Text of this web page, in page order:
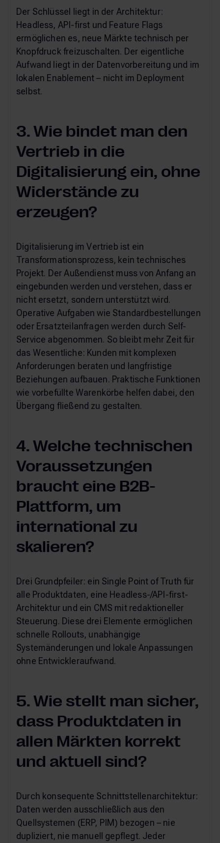
Der Schlüssel liegt in der Architektur:
Headless, API-first und Feature Flags
ermöglichen es, neue Märkte technisch per
Knopfdruck freizuschalten. Der eigentliche
Aufwand liegt in der Datenvorbereitung und im
lokalen Enablement – nicht im Deployment
selbst.
3. Wie bindet man den
Vertrieb in die
Digitalisierung ein, ohne
Widerstände zu
erzeugen?
Digitalisierung im Vertrieb ist ein
Transformationsprozess, kein technisches
Projekt. Der Außendienst muss von Anfang an
eingebunden werden und verstehen, dass er
nicht ersetzt, sondern unterstützt wird.
Operative Aufgaben wie Standardbestellungen
oder Ersatzteilanfragen werden durch Self-
Service abgenommen. So bleibt mehr Zeit für
das Wesentliche: Kunden mit komplexen
Anforderungen beraten und langfristige
Beziehungen aufbauen. Praktische Funktionen
wie vorbefüllte Warenkörbe helfen dabei, den
Übergang fließend zu gestalten.
4. Welche technischen
Voraussetzungen
braucht eine B2B-
Plattform, um
international zu
skalieren?
Drei Grundpfeiler: ein Single Point of Truth für
alle Produktdaten, eine Headless-/API-first-
Architektur und ein CMS mit redaktioneller
Steuerung. Diese drei Elemente ermöglichen
schnelle Rollouts, unabhängige
Systemänderungen und lokale Anpassungen
ohne Entwickleraufwand.
5. Wie stellt man sicher,
dass Produktdaten in
allen Märkten korrekt
und aktuell sind?
Durch konsequente Schnittstellenarchitektur:
Daten werden ausschließlich aus den
Quellsystemen (ERP, PIM) bezogen – nie
dupliziert, nie manuell gepflegt. Jeder